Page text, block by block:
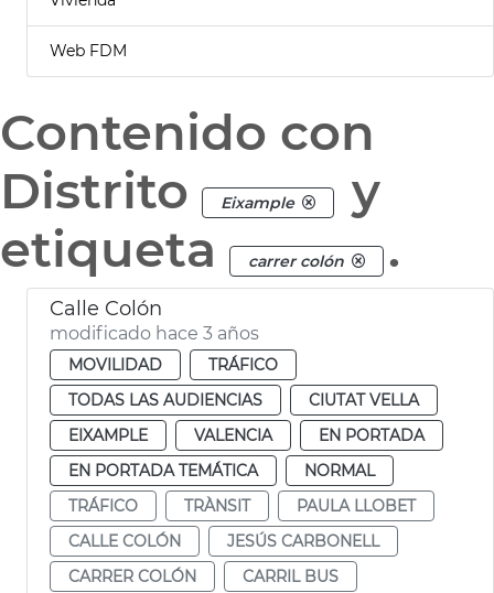
Web FDM
Contenido con
Distrito
Eixample
y
etiqueta
carrer colón .
Calle Colón
modificado hace 3 años
MOVILIDAD
TRÁFICO
TODAS LAS AUDIENCIAS
CIUTAT VELLA
EIXAMPLE
VALENCIA
EN PORTADA
EN PORTADA TEMÁTICA
NORMAL
TRÁFICO
TRÀNSIT
PAULA LLOBET
CALLE COLÓN
JESÚS CARBONELL
CARRER COLÓN
CARRIL BUS